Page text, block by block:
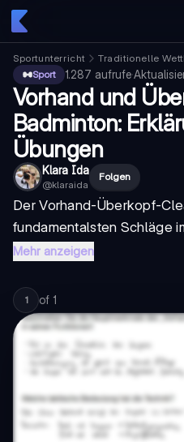
Sportunterricht Traditionelle
Sport
1.287 aufrufe·
Vorhand und
Badminton:
Übungen
Klara Ida
@klaraida
Folgen
DerVorhand-Überkopf-
fundamentalsten Schläge
Mehr anzeigen
1 of 1